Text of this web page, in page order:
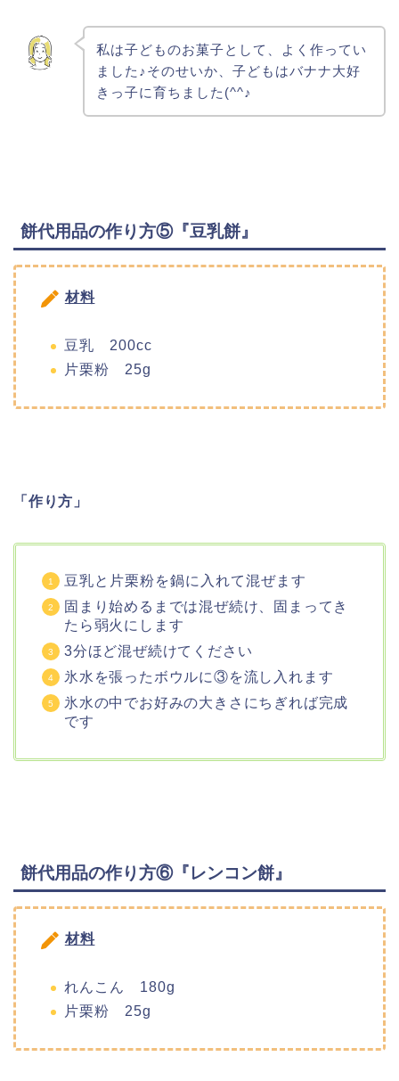
私は子どものお菓子として、よく作ってい
ました♪そのせいか、子どもはバナナ大好
きっ子に育ちました(^^♪
餅代用品の作り方⑤『豆乳餅』
材料
豆乳 200cc
片栗粉 25g
「作り方」
豆乳と片栗粉を鍋に入れて混ぜます
固まり始めるまでは混ぜ続け、固まってき
たら弱火にします
3分ほど混ぜ続けてください
氷水を張ったボウルに③を流し入れます
氷水の中でお好みの大きさにちぎれば完成
です
餅代用品の作り方⑥『レンコン餅』
材料
れんこん 180g
片栗粉 25g